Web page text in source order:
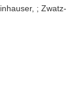
; Zwatz-